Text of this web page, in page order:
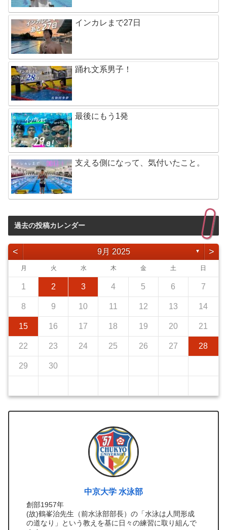
インカレまで27日
踊れ文系男子！
最後にもう1発
支える側になって、気付いたこと。
過去の投稿カレンダー
< 9月 2025 ▼ >
月 火 水 木 金 土 日
1 2 3 4 5 6 7
8 9 10 11 12 13 14
15 16 17 18 19 20 21
22 23 24 25 26 27 28
29 30
中京大学 水泳部
創部1957年
(故)鶴峯治先生（前水泳部部長）の「水泳は人間形成
の道なり」という教えを基に日々の練習に取り組んで